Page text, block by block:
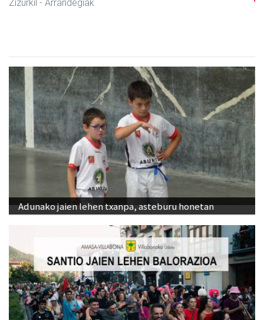
Adunako jaien lehen txanpa, asteburu honetan